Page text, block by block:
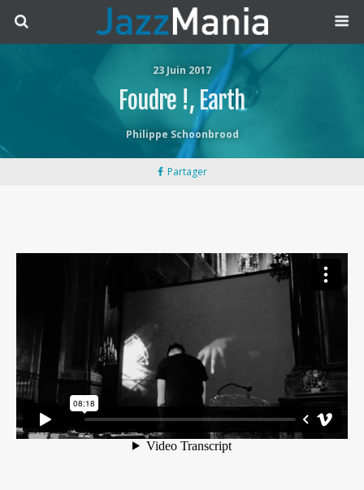
23 Juin 2017
Foudre !, Earth
Philippe Schoonbrood
Partager